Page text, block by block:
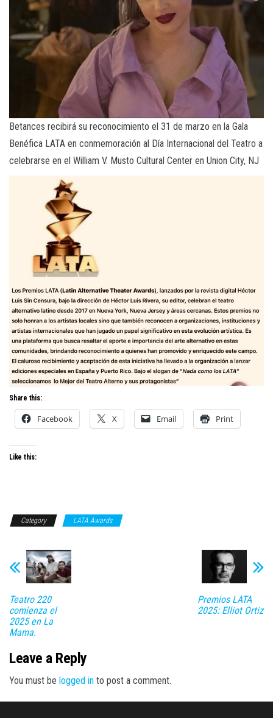
Betances recibirá su reconocimiento el 31 de marzo en la Gala
Benéfica LATA en conmemoración al Día Internacional del Teatro a
celebrarse en el William V. Musto Cultural Center en Union City, NJ
Share this:
Facebook X Email Print
Like this:
Category LATA Awards
Teatro 220
comienza el
2025 en La
Mama.
Premios LATA
2025: Elliot Ortiz
Leave a Reply
You must be logged in to post a comment.